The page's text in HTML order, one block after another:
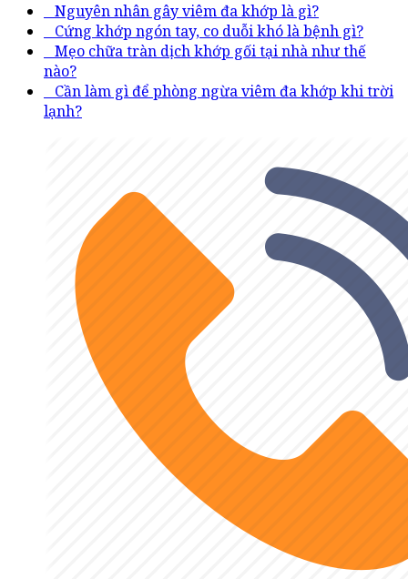
Nguyên nhân gây viêm đa khớp là gì?
Cứng khớp ngón tay, co duỗi khó là bệnh gì?
Mẹo chữa tràn dịch khớp gối tại nhà như thế
nào?
Cần làm gì để phòng ngừa viêm đa khớp khi trời
lạnh?